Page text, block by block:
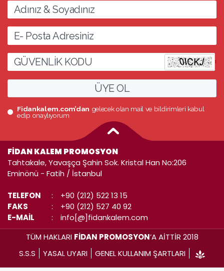
l
ÜYE OL
Fidankalem.com’dangelecek olan mail ve bildirimleri kabul
edip onaylıyorum
FİDAN KALEM PROMOSYON
Tahtakale, Yavaşça Şahin Sok. Kristal Han No:206
Eminönü - Fatih / İstanbul
TELEFON :
+90 (212) 522 13 15
FAKS
:
+90 (212) 527 40 92
E-MAİL
:
info[@]fidankalem.com
TÜM HAKLARI FİDAN PROMOSYON’A AİTTİR 2018
S.S.S
YASAL UYARI GENEL KULLANIM ŞARTLARI